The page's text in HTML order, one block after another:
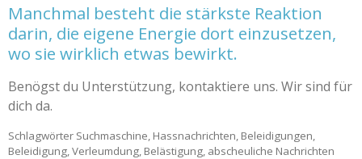
Manchmal besteht die stärkste Reaktion
darin, die eigene Energie dort einzusetzen,
wo sie wirklich etwas bewirkt.
Benögst du Unterstützung, kontaktiere uns. Wir sind für
dich da.
Schlagwörter Suchmaschine, Hassnachrichten, Beleidigungen,
Beleidigung, Verleumdung, Belästigung, abscheuliche Nachrichten